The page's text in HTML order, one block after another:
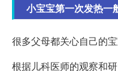
小宝宝第一次发热一
很多父母都关心自己的
根据儿科医师的观察和